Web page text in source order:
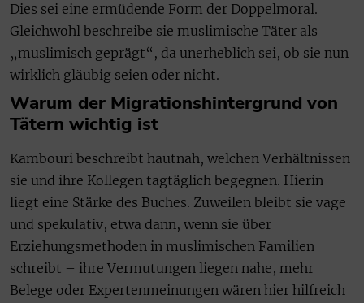
Dies sei eine ermüdende Form der Doppelmoral.
Gleichwohl beschreibe sie muslimische Täter als
„muslimisch geprägt“, da unerheblich sei, ob sie nun
wirklich gläubig seien oder nicht.
Warum der Migrationshintergrund von
Tätern wichtig ist
Kambouri beschreibt hautnah, welchen Verhältnissen
sie und ihre Kollegen tagtäglich begegnen. Hierin
liegt eine Stärke des Buches. Zuweilen bleibt sie vage
und spekulativ, etwa dann, wenn sie über
Erziehungsmethoden in muslimischen Familien
schreibt – ihre Vermutungen liegen nahe, mehr
Belege oder Expertenmeinungen wären hier hilfreich